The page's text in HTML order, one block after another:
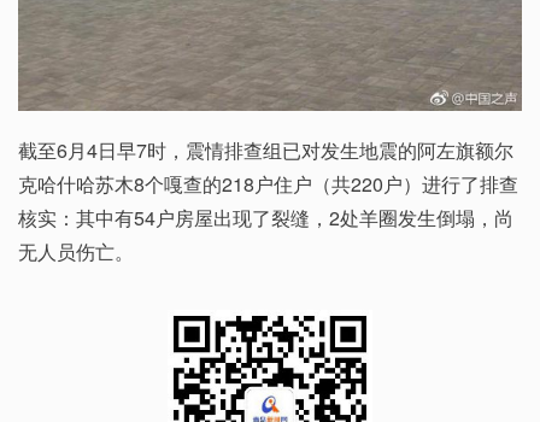
截至6月4日早7时，震情排查组已对发生地震的阿左旗额尔
克哈什哈苏木8个嘎查的218户住户（共220户）进行了排查
核实：其中有54户房屋出现了裂缝，2处羊圈发生倒塌，尚
无人员伤亡。